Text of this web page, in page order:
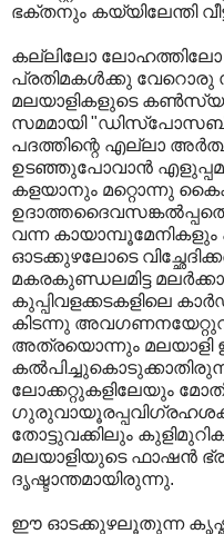
ഭക്തനും കയ്യിലേന്തി
കല്ലിലോ
പ്രതിമകള്‍ക്കു
മലയാളികളുടെ
സമമായി
പദത്തിന്റെ എല്ലാ
ഉടഞ്ഞുപോവാന്‍
കളയാനും മറ്റൊന്നു
വന്ന
ഓടക്കുഴലോടെ
മകരകുണ്ഡലമിട്ട
കുപ്പിവളക്കടകളിലെ
കിടന്നു
അത്രയൊന്നും മലയാളി
ലോക്കറ്റുകളിലേയും
തോട്ടുവക്കിലും
മലയാളിയുടെ ഫാഷന്‍
ദൃഷ്ടാന്തമായിരുന്നു.
ഈ ഓടക്കുഴലൂതുന്ന